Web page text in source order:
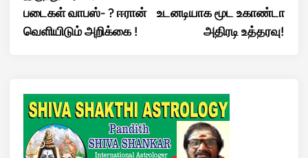
படைகள் வாபஸ்- ? ஈரான்
வெளியிடும் அறிக்கை !
உடனடியாக மூட உகாண்டா
அதிரடி உத்தரவு!